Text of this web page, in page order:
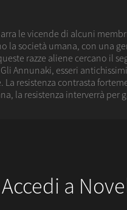
le vicende di alcuni
la società umana, con una
razze aliene cercano il
Annunaki, esseri
resistenza contrasta
la resistenza interverrà per
a